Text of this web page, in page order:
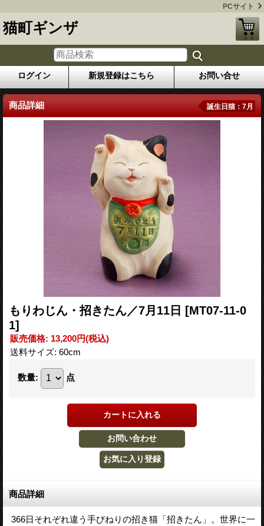
PCサイト
猫町ギンザ
ログイン 新規登録はこちら お問い合せ
商品詳細 誕生日猫：7月
もりわじん・招きたん／7月11日 [MT07-11-0
1]
販売価格: 13,200円(税込)
送料サイズ: 60cm
数量: 点
商品詳細
366日それぞれ違う手びねりの招き猫「招きたん」。世界に一